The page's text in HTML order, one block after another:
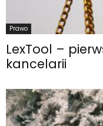
Prawo
LexTool –
kancelarii